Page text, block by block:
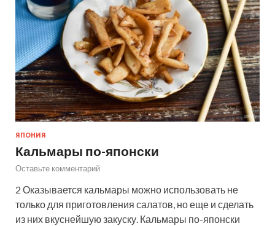
ЯПОНИЯ
Кальмары по-японски
Оставьте комментарий
2 Оказывается кальмары можно использовать не
только для приготовления салатов, но еще и сделать
из них вкуснейшую закуску. Кальмары по-японски